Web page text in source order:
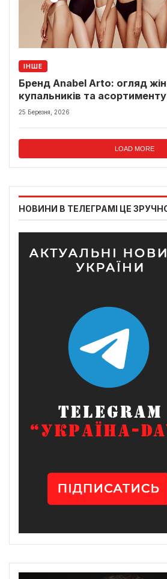
ІНШЕ
Бренд Anabel Arto: огляд
купальників та асортименту
25 Березня, 2026
LOAD MORE
НОВИНИ В ТЕЛЕГРАМІ ЦЕ